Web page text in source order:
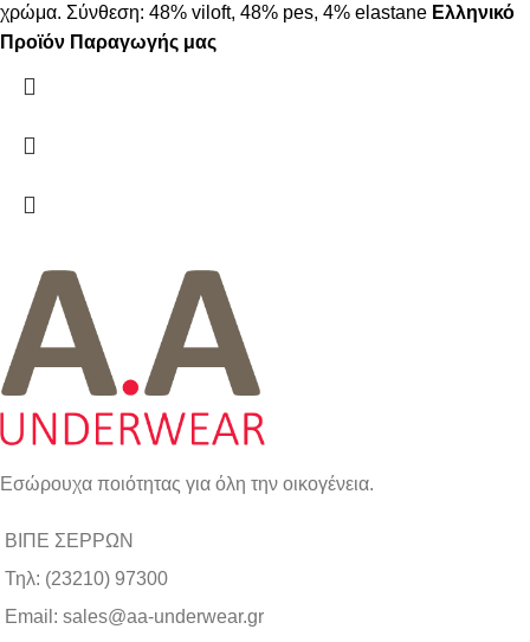
χρώμα. Σύνθεση: 48% viloft, 48% pes, 4% elastane Ελληνικό
Προϊόν Παραγωγής μας
Εσώρουχα ποιότητας για όλη την οικογένεια.
ΒΙΠΕ ΣΕΡΡΩΝ
Τηλ: (23210) 97300
Email: sales@aa-underwear.gr